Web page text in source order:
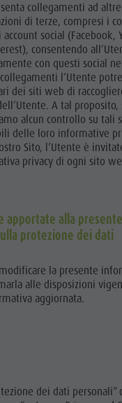
collegamenti ad
di terze, compresi i
social (Facebook,
consentendo
con questi social
l’Utente
dei siti web di
A tal proposito,
alcun controllo su tali
delle loro informative
Sito, l’Utente è
privacy di ogni sito
alla presente
protezione dei dati
la presente
alle disposizioni
aggiornata.
dei dati personali”